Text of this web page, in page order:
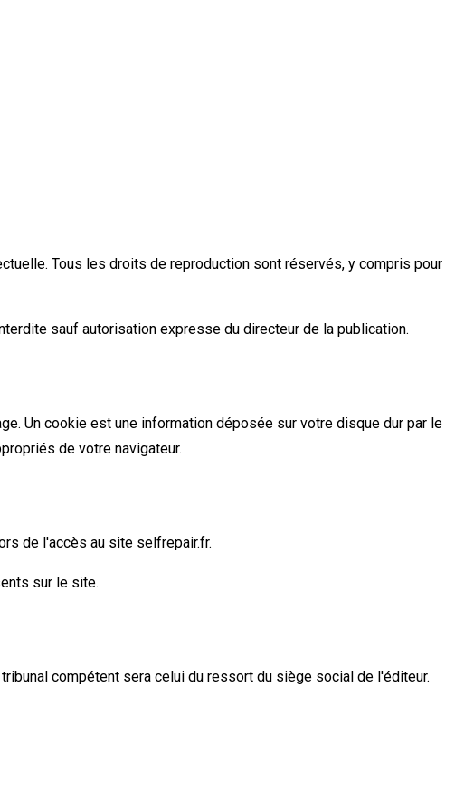
Tous les droits de reproduction sont réservés, y compris pour
sauf autorisation expresse du directeur de la publication.
Un cookie est une information déposée sur votre disque dur par le
de votre navigateur.
de l'accès au site selfrepair.fr.
sur le site.
compétent sera celui du ressort du siège social de l'éditeur.